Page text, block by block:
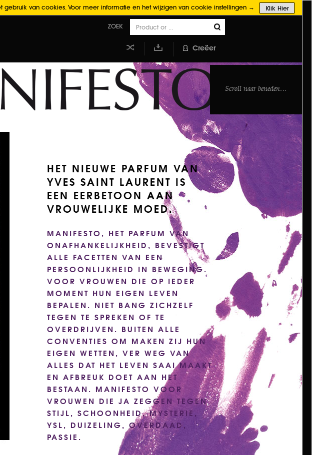
van cookies. Voor meer informatie en het wijzigen van cookie instellingen → Klik Hier
ZOEK
kans
aan mijn
bibiliotheek
Creëer
HET NIEUWE PARFUM VAN
YVES SAINT LAURENT IS
EEN EERBETOON AAN
VROUWELIJKE MOED.
MANIFESTO, HET PARFUM VAN
ONAFHANKELIJKHEID, BEVESTIGT
ALLE FACETTEN VAN EEN
PERSOONLIJKHEID IN BEWEGING.
VOOR VROUWEN DIE OP IEDER
MOMENT HUN EIGEN LEVEN
BEPALEN. NIET BANG ZICHZELF
TEGEN TE SPREKEN OF TE
OVERDRIJVEN. BUITEN ALLE
CONVENTIES OM MAKEN ZIJ HUN
EIGEN WETTEN, VER WEG VAN
ALLES DAT HET LEVEN SAAI MAAKT
EN AFBREUK DOET AAN HET
BESTAAN. MANIFESTO VOOR
VROUWEN DIE JA ZEGGEN TEGEN
STIJL, SCHOONHEID, MYSTERIE,
YSL, DUIZELING, OVERDAAD,
PASSIE.
Scroll naar beneden…